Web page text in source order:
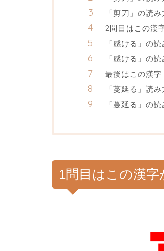
「剪刀」の読
2問目はこの漢
「感ける」の
「感ける」の
最後はこの漢字
「蔓延る」読
「蔓延る」の
1問目はこの漢字